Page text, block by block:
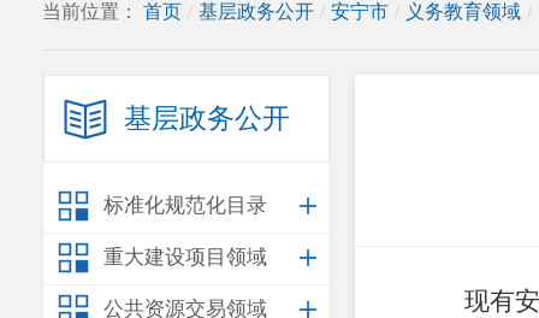
当前位置： 首页 / 基层政务公开 / 安宁市 / 义务教育领域 /
基层政务公开
标准化规范化目录
重大建设项目领域
公共资源交易领域
现有